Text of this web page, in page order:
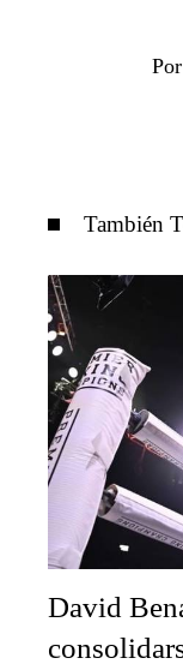
También
David